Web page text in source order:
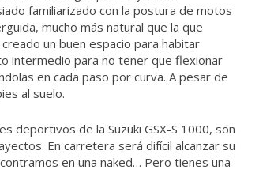
familiarizado con la postura de motos
mucho más natural que la que
un buen espacio para habitar
intermedio para no tener que flexionar
en cada paso por curva. A pesar de
al suelo.
deportivos de la Suzuki GSX-S 1000, son
En carretera será difícil alcanzar su
en una naked… Pero tienes una